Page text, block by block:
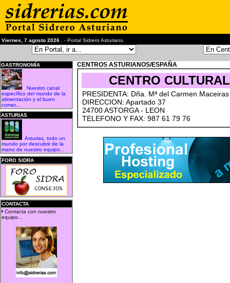
Viernes, 7 agosto 2026 . - Portal Sidrero Asturiano.
GASTRONOMÍA
Nuestro canal
específico del mundo de la
alimentación y el buen
comer...
ASTURIAS
Asturias, todo un
mundo por descubrir de la
mano de nuestro equipo...
FORO SIDRA
CONTACTA
Contacta con nuestro
equipo...
CENTROS ASTURIANOS/ESPAÑA
CENTRO
PRESIDENTA: Dña. Mª del Carmen
DIRECCION: Apartado 37
24700 ASTORGA - LEON
TELEFONO Y FAX: 987 61 79 76